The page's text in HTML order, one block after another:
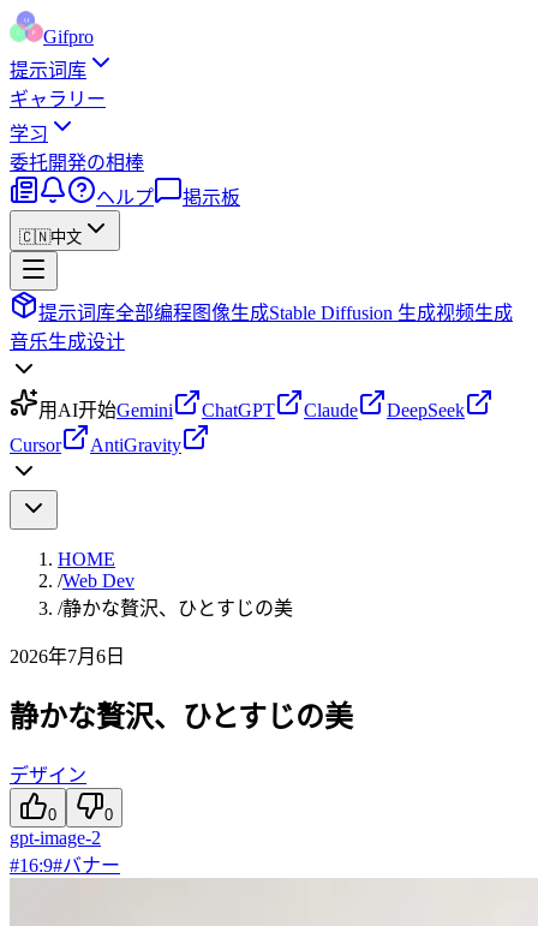
Gifpro
提示词库
ギャラリー
学习
委托開発の相棒
ヘルプ
掲示板
🇨🇳中文
提示词库全部编程 图像生成Stable Diffusion 生成视频生成
音乐生成设计
用AI开始Gemini ChatGPT Claude
DeepSeek
Cursor
AntiGravity
HOME
/Web Dev
/静かな贅沢、ひとすじの美
2026年7月6日
静かな贅沢、ひとすじの美
デザイン
0 0
gpt-image-2
#16:9#バナー